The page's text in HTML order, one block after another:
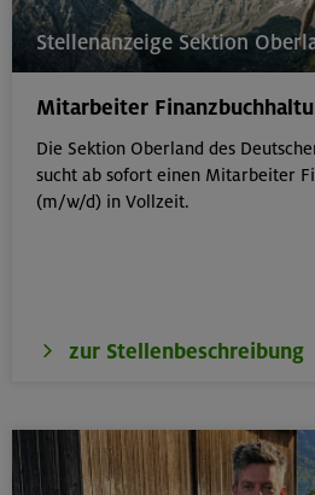
Stellenanzeige Sektion
Mitarbeiter
Die Sektion Oberland des
sucht ab sofort einen Mitarbeiter
(m/w/d) in Vollzeit.
zur Stellenbeschreibung